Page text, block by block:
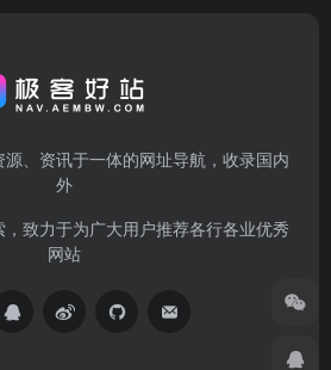
、资讯于一体的网址导航，收录国内
外
致力于为广大用户推荐各行各业优秀
网站